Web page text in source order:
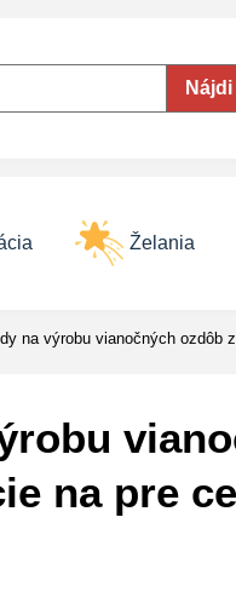
Želania
na výrobu vianočných ozdôb
na pre